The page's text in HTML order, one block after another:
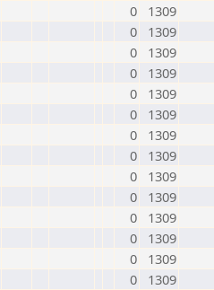
0
1309
0
1309
0
1309
0
1309
0
1309
0
1309
0
1309
0
1309
0
1309
0
1309
0
1309
0
1309
0
1309
0
1309